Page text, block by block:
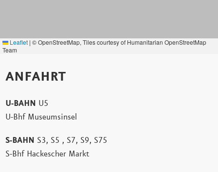
Leaflet | © OpenStreetMap, Tiles courtesy of Humanitarian OpenStreetMap
Team
ANFAHRT
U-BAHN U5
U-Bhf Museumsinsel
S-BAHN S3, S5 , S7, S9, S75
S-Bhf Hackescher Markt